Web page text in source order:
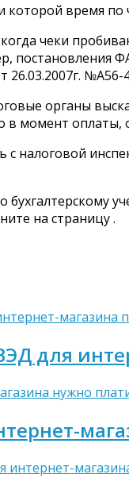
которой время
чеки
постановления
№А56-
органы
в момент
с налоговой
бухгалтерскому
на страницу .
для